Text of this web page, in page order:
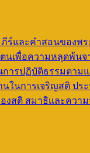
ร์และคำสอนของ
นเพื่อความหลุดพ้นจ
ารปฏิบัติธรรมตาม
ในการเจริญสติ ป
งสติ สมาธิและควา